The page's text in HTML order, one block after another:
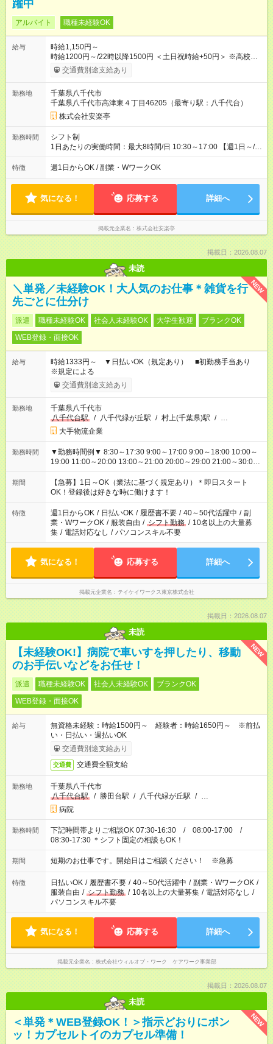
躍中
アルバイト 職種未経験OK
給与
時給1,150円～
時給1200円～/22時以降1500円 ＜土日祝時給+50円＞ ※高校生
時給1150円 【試用期間】試用期間あり 試用期間の長さ：12ヶ
月 雇用形態、給与は本採用時と同じです。 ※最大12ヶ月の間
交通費別途支給あり
勤務地
千葉県八千代市
千葉県八千代市高津東４丁目46205（最寄り駅：八千代台）
株式会社安楽亭
勤務時間
シフト制
1日あたりの実働時間：最大8時間/日 10:30～17:00 【週1日～/1
日3時間～OK！】 ＊レギュラー勤務ももちろん大歓迎！ 「子ど
ものお迎えまでの時間」 「ランチタイムだけ」 など、家庭の予
談可能◎
特徴 週1日からOK / 副業・WワークOK
気になる！ 応募する 詳細へ
掲載元企業名 株式会社安楽亭
掲載日：2026.08.07
未読
NEW
＼単発／未経験OK！大人気のお仕事＊雑貨を行
先ごとに仕分け
派遣 職種未経験OK 社会人未経験OK 大学生歓迎
ブランクOK
WEB登録・面接OK
給与
時給1333円～ ▼日払いOK（規定あり） ■初勤務手当あり
※規定による
交通費別途支給あり
勤務地
千葉県八千代市
八千代台駅
/ 八千代緑が丘駅 / 村上(千葉県)駅 / …
大手物流企業
勤務時間
▼勤務時間例▼ 8:30～17:30 9:00～17:00 9:00～18:00 10:00～
19:00 11:00～20:00 13:00～21:00 20:00～29:00 21:00～30:00
22:00～31:00 上記以外にもシフトパターンあり！ 短時間の勤務
もご紹介できる場合があるのでご相談ください！ ご都合に合わ
せてお仕事をご案内します＾＾
期間
【急募】1日～OK（業法に基づく規定あり）＊即日スタート
OK！登録後は好きな時に働けます！
特徴 週1日からOK / 日払いOK / 履歴書不要 / 40～50代活躍中 / 副
業・WワークOK / 服装自由 / シフト勤務 / 10名以上の大量募
集 / 電話対応なし / パソコンスキル不要
気になる！ 応募する 詳細へ
掲載元企業名 テイケイワークス東京株式会社
掲載日：2026.08.07
未読
NEW
【未経験OK!】病院で車いすを押したり、移動
のお手伝いなどをお任せ！
派遣 職種未経験OK 社会人未経験OK
ブランクOK
WEB登録・面接OK
給与
無資格未経験：時給1500円～ 経験者：時給1650円～ ※前払
い・日払い・週払いOK
交通費別途支給あり
交通費 交通費全額支給
勤務地
千葉県八千代市
八千代台駅
/ 勝田台駅 / 八千代緑が丘駅 / …
病院
勤務時間
下記時間帯よりご相談OK 07:30-16:30 / 08:00-17:00 /
08:30-17:30 ＊シフト固定の相談もOK！
期間 短期のお仕事です。開始日はご相談ください！ ※急募
特徴 日払いOK / 履歴書不要 / 40～50代活躍中 / 副業・WワークOK /
服装自由 / シフト勤務 / 10名以上の大量募集 / 電話対応なし /
パソコンスキル不要
気になる！ 応募する 詳細へ
掲載元企業名 株式会社ウィルオブ・ワーク ケアワーク事業部
掲載日：2026.08.07
未読
NEW
＜単発＊WEB登録OK！＞指示どおりにポン
ッ！カプセルトイのカプセル準備！